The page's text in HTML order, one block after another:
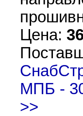
Цена:
МПБ -
>>